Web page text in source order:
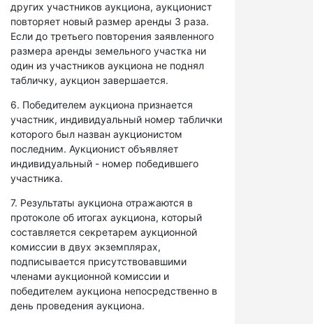
других участников аукциона, аукционист
повторяет новый размер аренды 3 раза.
Если до третьего повторения заявленного
размера аренды земельного участка ни
один из участников аукциона не поднял
табличку, аукцион завершается.
6. Победителем аукциона признается
участник, индивидуальный номер таблички
которого был назван аукционистом
последним. Аукционист объявляет
индивидуальный - номер победившего
участника.
7. Результаты аукциона отражаются в
протоколе об итогах аукциона, который
составляется секретарем аукционной
комиссии в двух экземплярах,
подписывается присутствовавшими
членами аукционной комиссии и
победителем аукциона непосредственно в
день проведения аукциона.